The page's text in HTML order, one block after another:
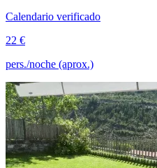
Calendario verificado
22 €
pers./noche (aprox.)